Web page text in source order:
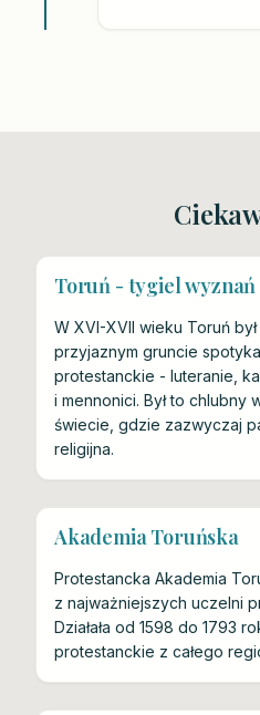
Toruń - tygiel
W XVI-XVII wieku Toruń
przyjaznym gruncie
protestanckie - luteranie,
i mennonici. Był to chlubny
świecie, gdzie zazwyczaj
religijna.
Akademia Toruńska
Protestancka Akademia
z najważniejszych uczelni
Działała od 1598 do 1793
protestanckie z całego